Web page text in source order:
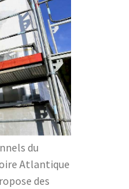
du
Atlantique
des